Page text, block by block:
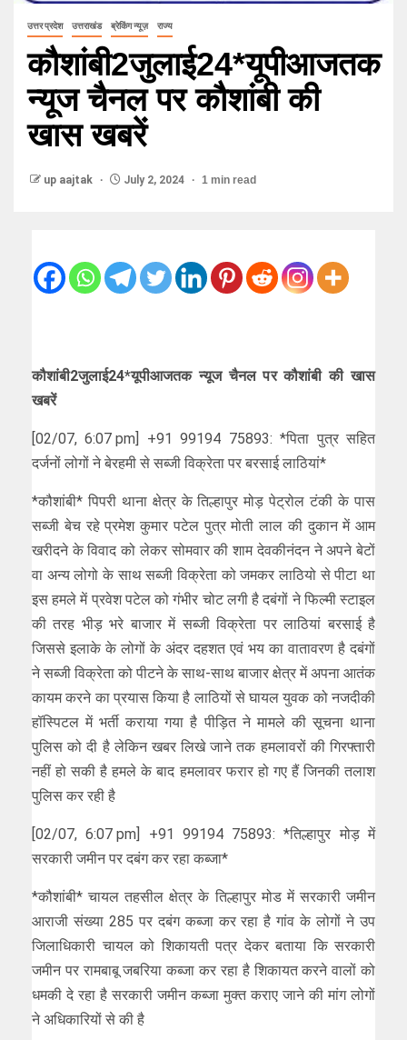
उत्तर प्रदेश उत्तराखंड ब्रेकिंग न्यूज़ राज्य
कौशांबी2जुलाई24*यूपीआजतक
न्यूज चैनल पर कौशांबी की
खास खबरें
up aajtak July 2, 2024 1 min read
कौशांबी2जुलाई24*यूपीआजतक न्यूज चैनल पर कौशांबी की खास
खबरें
[02/07, 6:07 pm] +91 99194 75893: *पिता पुत्र सहित
दर्जनों लोगों ने बेरहमी से सब्जी विक्रेता पर बरसाई लाठियां*
*कौशांबी* पिपरी थाना क्षेत्र के तिल्हापुर मोड़ पेट्रोल टंकी के पास
सब्जी बेच रहे प्रमेश कुमार पटेल पुत्र मोती लाल की दुकान में आम
खरीदने के विवाद को लेकर सोमवार की शाम देवकीनंदन ने अपने बेटों
वा अन्य लोगो के साथ सब्जी विक्रेता को जमकर लाठियो से पीटा था
इस हमले में प्रवेश पटेल को गंभीर चोट लगी है दबंगों ने फिल्मी स्टाइल
की तरह भीड़ भरे बाजार में सब्जी विक्रेता पर लाठियां बरसाई है
जिससे इलाके के लोगों के अंदर दहशत एवं भय का वातावरण है दबंगों
ने सब्जी विक्रेता को पीटने के साथ-साथ बाजार क्षेत्र में अपना आतंक
कायम करने का प्रयास किया है लाठियों से घायल युवक को नजदीकी
हॉस्पिटल में भर्ती कराया गया है पीड़ित ने मामले की सूचना थाना
पुलिस को दी है लेकिन खबर लिखे जाने तक हमलावरों की गिरफ्तारी
नहीं हो सकी है हमले के बाद हमलावर फरार हो गए हैं जिनकी तलाश
पुलिस कर रही है
[02/07, 6:07 pm] +91 99194 75893: *तिल्हापुर मोड़ में
सरकारी जमीन पर दबंग कर रहा कब्जा*
*कौशांबी* चायल तहसील क्षेत्र के तिल्हापुर मोड में सरकारी जमीन
आराजी संख्या 285 पर दबंग कब्जा कर रहा है गांव के लोगों ने उप
जिलाधिकारी चायल को शिकायती पत्र देकर बताया कि सरकारी
जमीन पर रामबाबू जबरिया कब्जा कर रहा है शिकायत करने वालों को
धमकी दे रहा है सरकारी जमीन कब्जा मुक्त कराए जाने की मांग लोगों
ने अधिकारियों से की है